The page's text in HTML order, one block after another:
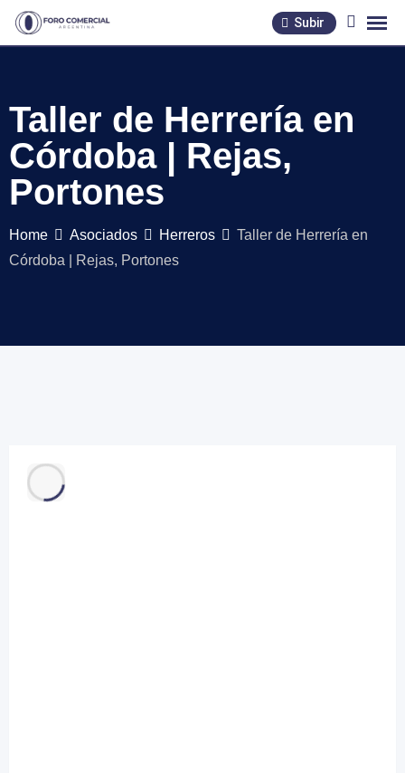
Skip
Subir
Taller de Herrería en
Córdoba | Rejas,
Portones
Home Asociados Herreros
Taller de Herrería en
Córdoba | Rejas, Portones